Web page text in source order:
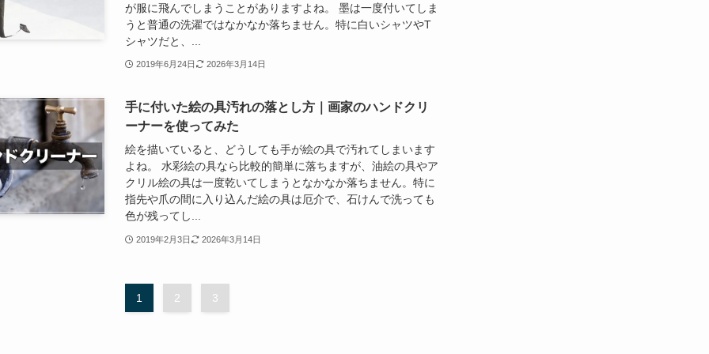
が服に飛んでしまうことがありますよね。 墨は一度付いてしま
うと普通の洗濯ではなかなか落ちません。特に白いシャツやT
シャツだと、...
2019年6月24日 2026年3月14日
手に付いた絵の具汚れの落とし方｜画家のハンドクリ
ーナーを使ってみた
絵を描いていると、どうしても手が絵の具で汚れてしまいます
よね。 水彩絵の具なら比較的簡単に落ちますが、油絵の具やア
クリル絵の具は一度乾いてしまうとなかなか落ちません。特に
指先や爪の間に入り込んだ絵の具は厄介で、石けんで洗っても
色が残ってし...
2019年2月3日 2026年3月14日
1 2 3